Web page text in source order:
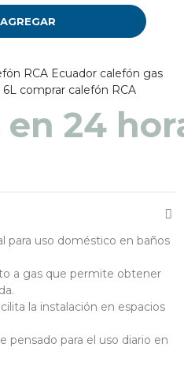
AGREGAR
RCA Ecuador calefón gas
6L comprar calefón RCA
24
para uso doméstico en baños
a gas que permite obtener
la instalación en espacios
pensado para el uso diario en